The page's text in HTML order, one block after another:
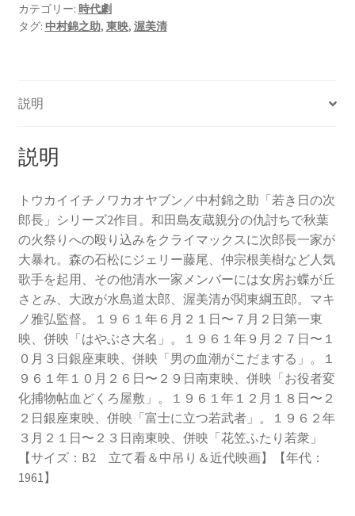
カテゴリー: 時代劇
タグ: 中村錦之助, 東映, 渥美清
説明
説明
トウカイイチノワカオヤブン／中村錦之助「若き日の次
郎長」シリーズ2作目。和田島友蔵親分の仇討ちで秋葉
の火祭りへの殴り込みをクライマックスに次郎長一家が
大暴れ。森の石松にジェリー藤尾、仲宗根美樹など人気
歌手を起用、その他清水一家メンバーには女房お蝶が丘
さとみ、大政が水島道太郎、渥美清が関東綱五郎。マキ
ノ雅弘監督。１９６１年６月２１日〜７月２日第一東
映、併映「はやぶさ大名」。１９６１年９月２７日〜１
０月３日銀座東映、併映「男の血潮がこだまする」。１
９６１年１０月２６日〜２９日南東映、併映「お役者変
化捕物帖血どくろ屋敷」。１９６１年１２月１８日〜２
２日銀座東映、併映「富士に立つ若武者」。１９６２年
３月２１日〜２３日南東映、併映「花笠ふたり若衆」
【サイズ：B2 立て看＆中吊り＆近代映画】【年代：
1961】